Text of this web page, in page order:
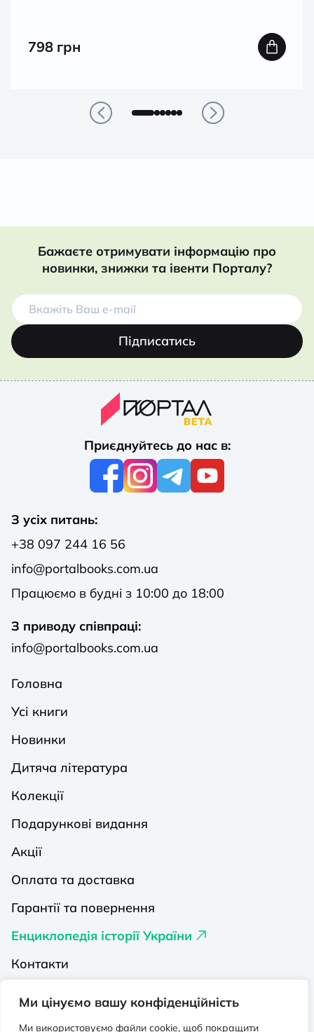
Ми цінуємо вашу конфіденційність
Ми використовуємо файли cookie, щоб покращити
798 грн
Бажаєте отримувати інформацію про
новинки, знижки та івенти Порталу?
Підписатись
Приєднуйтесь до нас в:
З усіх питань:
+38 097 244 16 56
info@portalbooks.com.ua
Працюємо в будні з 10:00 до 18:00
З приводу співпраці:
info@portalbooks.com.ua
Головна
Усі книги
Новинки
Дитяча література
Колекції
Подарункові видання
Акції
Оплата та доставка
Гарантії та повернення
Енциклопедія історії України
Контакти
Видавництва на Порталі